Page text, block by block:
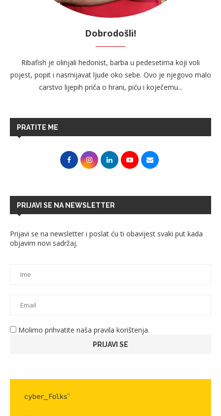
Dobrodošli!
Ribafish je olinjali hedonist, barba u pedesetima koji voli
pojest, popit i nasmijavat ljude oko sebe. Ovo je njegovo malo
carstvo lijepih priča o hrani, piću i koječemu...
PRATITE ME
PRIJAVI SE NA NEWSLETTER
Prijavi se na newsletter i poslat ću ti obavijest svaki put kada
objavim novi sadržaj.
Molimo prihvatite naša pravila korištenja.